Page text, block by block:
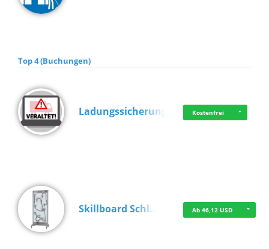
Top 4 (Buchungen)
Ladungssicherung Kostenfrei
Skillboard Schl… Ab 46,12 USD